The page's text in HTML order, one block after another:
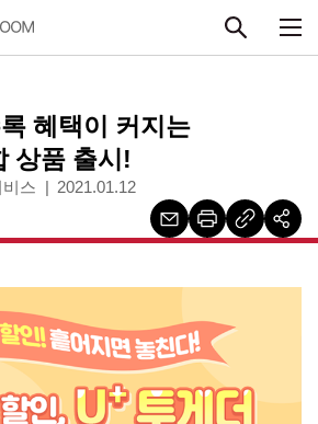
혜택이 커지는
상품 출시!
스 2021.01.12